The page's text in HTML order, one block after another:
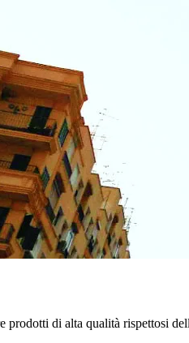
di alta qualità rispettosi